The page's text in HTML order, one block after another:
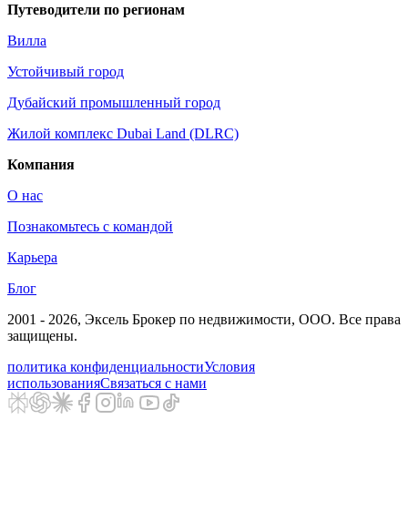
Путеводители по регионам
Вилла
Устойчивый город
Дубайский промышленный город
Жилой комплекс Dubai Land (DLRC)
Компания
О нас
Познакомьтесь с командой
Карьера
Блог
2001 - 2026, Эксель Брокер по недвижимости, ООО. Все права
защищены.
политика конфиденциальностиУсловия
использованияСвязаться с нами